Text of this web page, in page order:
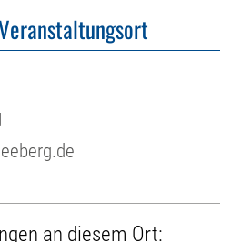
an diesem Ort: